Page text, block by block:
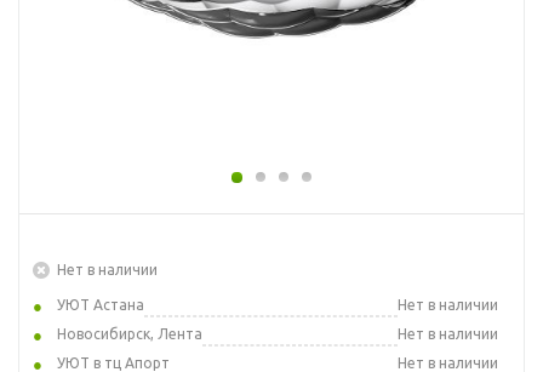
Нет в наличии
УЮТ Астана
Нет в наличии
Новосибирск, Лента
Нет в наличии
УЮТ в тц Апорт
Нет в наличии